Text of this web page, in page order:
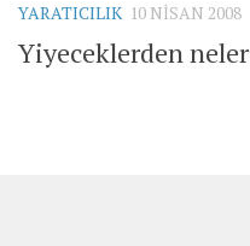
YARATICILIK 10 NISAN 2008
Yiyeceklerden neler